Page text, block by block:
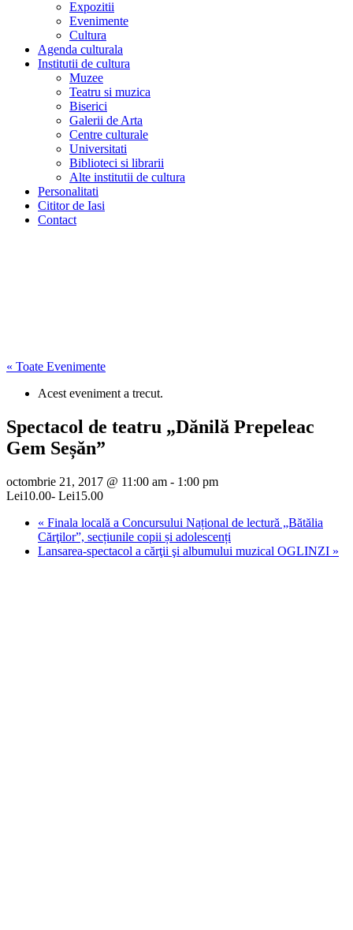
Expozitii
Evenimente
Cultura
Agenda culturala
Institutii de cultura
Muzee
Teatru si muzica
Biserici
Galerii de Arta
Centre culturale
Universitati
Biblioteci si librarii
Alte institutii de cultura
Personalitati
Cititor de Iasi
Contact
« Toate Evenimente
Acest eveniment a trecut.
Spectacol de teatru „Dănilă Prepeleac
Gem Seșăn”
octombrie 21, 2017 @ 11:00 am - 1:00 pm
Lei10.00- Lei15.00
« Finala locală a Concursului Național de lectură „Bătălia
Cărţilor”, secțiunile copii și adolescenți
Lansarea-spectacol a cărţii şi albumului muzical OGLINZI »